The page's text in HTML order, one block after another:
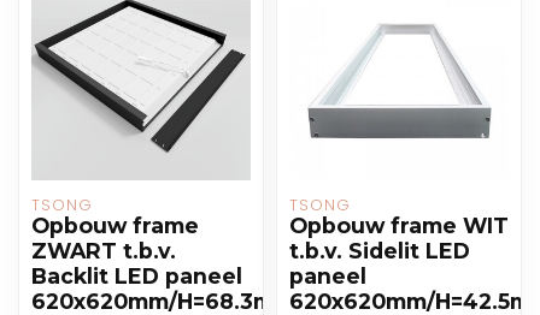
TSONG
Opbouw frame
ZWART t.b.v.
Backlit LED paneel
620x620mm/H=68.3mm
TSONG
Opbouw frame WIT
t.b.v. Sidelit LED
paneel
620x620mm/